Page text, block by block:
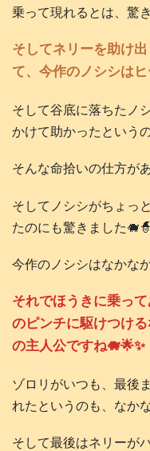
乗って現れるとは、驚
そしてネリーを助け
て、今作のノシシは
そして谷底に落ちたノ
かけて助かったという
そんな命拾いの仕方が
そしてノシシがちょっ
たのにも驚きました
今作のノシシはなかな
それでほうきに乗っ
のピンチに駆けつけ
の主人公ですね🐗🌟✨
ゾロリがいつも、最後
れたというのも、なか
そして最後はネリーが